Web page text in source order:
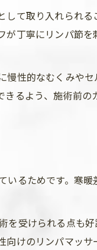
して取り入れられ
丁寧にリンパ節を
慢性的なむくみや
るよう、施術前の
るためです。寒
を受けられる点も
向けのリンパマッ